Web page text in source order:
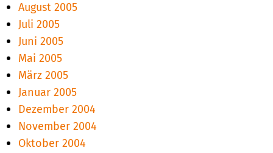
August 2005
Juli 2005
Juni 2005
Mai 2005
März 2005
Januar 2005
Dezember 2004
November 2004
Oktober 2004